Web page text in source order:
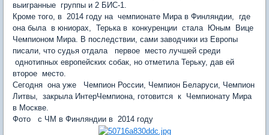
выигранные группы и 2 БИС-1.
Кроме того, в 2014 году на чемпионате Мира в Финляндии, где
она была в юниорах, Терька в конкуренции стала Юным Вице
Чемпионом Мира. В последствии, сами заводчики из Европы
писали, что судья отдала первое место лучшей среди
однотипных европейских собак, но отметила Терьку, дав ей
второе место.
Сегодня она уже Чемпион России, Чемпион Беларуси, Чемпион
Литвы, закрыла ИнтерЧемпиона, готовится к Чемпионату Мира
в Москве.
Фото с ЧМ в Финляндии в 2014 году